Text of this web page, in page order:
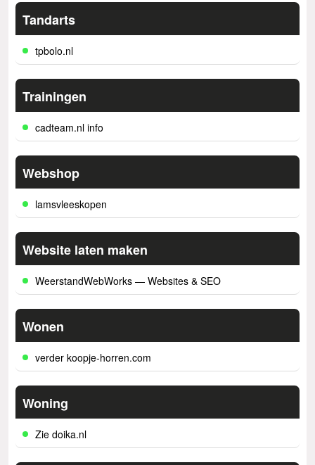
Tandarts
tpbolo.nl
Trainingen
cadteam.nl info
Webshop
lamsvleeskopen
Website laten maken
WeerstandWebWorks — Websites & SEO
Wonen
verder koopje-horren.com
Woning
Zie doika.nl